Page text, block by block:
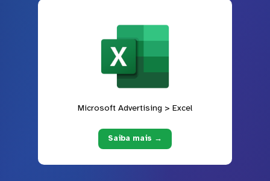
Microsoft Advertising > Excel
Saiba mais →